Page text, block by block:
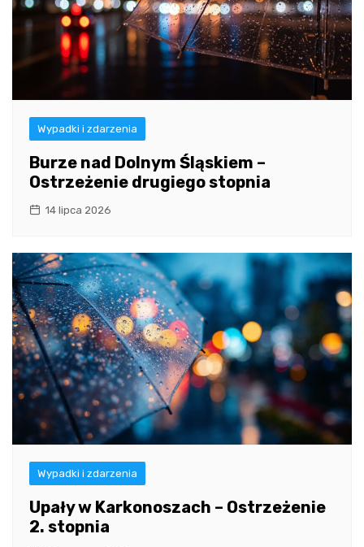
Wypadki i zdarzenia
Burze nad Dolnym Śląskiem –
Ostrzeżenie drugiego stopnia
14 lipca 2026
Wypadki i zdarzenia
Upały w Karkonoszach – Ostrzeżenie
2. stopnia